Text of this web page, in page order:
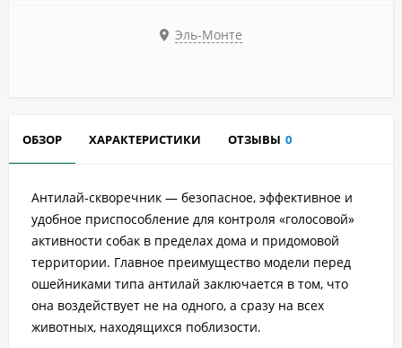
Эль-Монте
ОБЗОР ХАРАКТЕРИСТИКИ ОТЗЫВЫ 0
Антилай-скворечник — безопасное, эффективное и
удобное приспособление для контроля «голосовой»
активности собак в пределах дома и придомовой
территории. Главное преимущество модели перед
ошейниками типа антилай заключается в том, что
она воздействует не на одного, а сразу на всех
животных, находящихся поблизости.